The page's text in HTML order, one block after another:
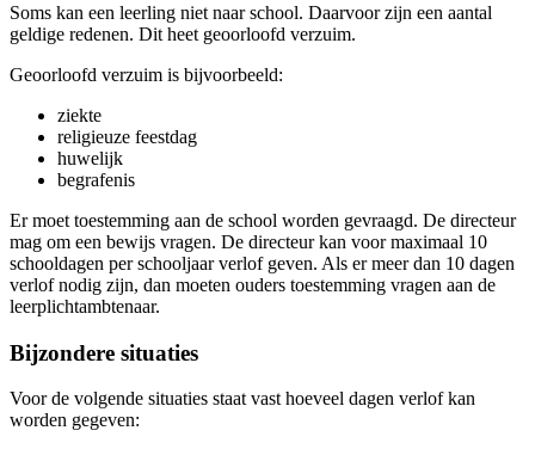
Soms kan een leerling niet naar school. Daarvoor zijn een aantal
geldige redenen. Dit heet geoorloofd verzuim.
Geoorloofd verzuim is bijvoorbeeld:
ziekte
religieuze feestdag
huwelijk
begrafenis
Er moet toestemming aan de school worden gevraagd. De directeur
mag om een bewijs vragen. De directeur kan voor maximaal 10
schooldagen per schooljaar verlof geven. Als er meer dan 10 dagen
verlof nodig zijn, dan moeten ouders toestemming vragen aan de
leerplichtambtenaar.
Bijzondere situaties
Voor de volgende situaties staat vast hoeveel dagen verlof kan
worden gegeven: